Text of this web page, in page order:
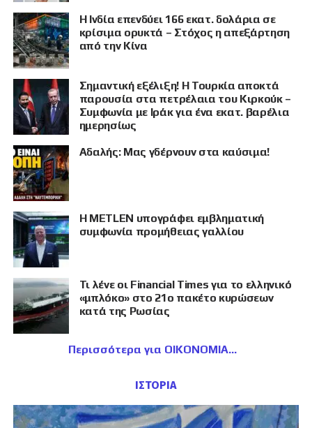
Η Ινδία επενδύει 166 εκατ. δολάρια σε
κρίσιμα ορυκτά – Στόχος η απεξάρτηση
από την Κίνα
Σημαντική εξέλιξη! Η Τουρκία αποκτά
παρουσία στα πετρέλαια του Κιρκούκ –
Συμφωνία με Ιράκ για ένα εκατ. βαρέλια
ημερησίως
Αδαλής: Μας γδέρνουν στα καύσιμα!
Η METLEN υπογράφει εμβληματική
συμφωνία προμήθειας γαλλίου
Τι λένε οι Financial Times για το ελληνικό
«μπλόκο» στο 21ο πακέτο κυρώσεων
κατά της Ρωσίας
Περισσότερα για ΟΙΚΟΝΟΜΙΑ
ΙΣΤΟΡΙΑ